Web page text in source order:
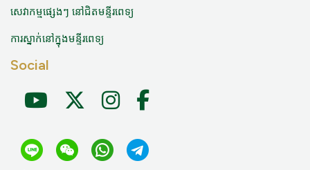
សេវាកម្មផ្សេងៗ នៅជិតមន្ទីរពេទ្យ
ការស្នាក់នៅក្នុងមន្ទីរពេទ្យ
Social